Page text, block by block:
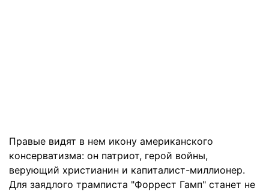
Правые видят в нем икону американского
консерватизма: он патриот, герой войны,
верующий христианин и капиталист-миллионер.
Для заядлого трамписта "Форрест Гамп" станет не